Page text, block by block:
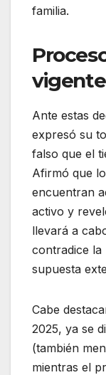
familia.
vigente
Ante estas
expresó su
falso que el
Afirmó que
encuentran
activo y
llevará a
contradice la
supuesta
Cabe
2025, ya se
(también
mientras el